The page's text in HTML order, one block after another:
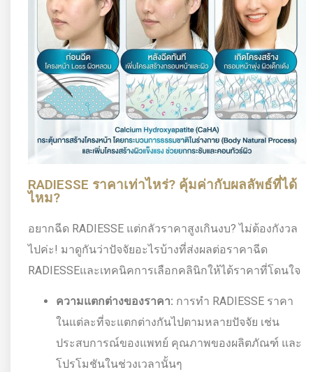
RADIESSE ราคาเท่าไหร่? คุ้มค่ากับผลลัพธ์ที่ได้
ไหม?
อยากฉีด RADIESSE แต่กลัวราคาสูงเกินงบ? ไม่ต้องกังวล
ไปค่ะ! มาดูกันว่าปัจจัยอะไรบ้างที่ส่งผลต่อราคาฉีด
RADIESSEและเทคนิคการเลือกคลินิกให้ได้ราคาที่โดนใจ
ความแตกต่างของราคา: การทำ RADIESSE ราคา
ในแต่ละที่จะแตกต่างกันไปตามหลายปัจจัย เช่น
ประสบการณ์ของแพทย์ คุณภาพของผลิตภัณฑ์ และ
โปรโมชันในช่วงเวลานั้นๆ